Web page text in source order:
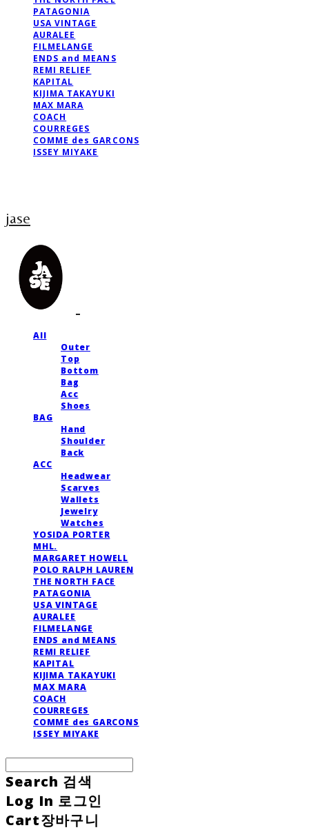
PATAGONIA
USA VINTAGE
AURALEE
FILMELANGE
ENDS and MEANS
REMI RELIEF
KAPITAL
KIJIMA TAKAYUKI
MAX MARA
COACH
COURREGES
COMME des GARCONS
ISSEY MIYAKE
jase
All
Outer
Top
Bottom
Bag
Acc
Shoes
BAG
Hand
Shoulder
Back
ACC
Headwear
Scarves
Wallets
Jewelry
Watches
YOSIDA PORTER
MHL.
MARGARET HOWELL
POLO RALPH LAUREN
THE NORTH FACE
PATAGONIA
USA VINTAGE
AURALEE
FILMELANGE
ENDS and MEANS
REMI RELIEF
KAPITAL
KIJIMA TAKAYUKI
MAX MARA
COACH
COURREGES
COMME des GARCONS
ISSEY MIYAKE
Search 검색
Log In 로그인
Cart장바구니